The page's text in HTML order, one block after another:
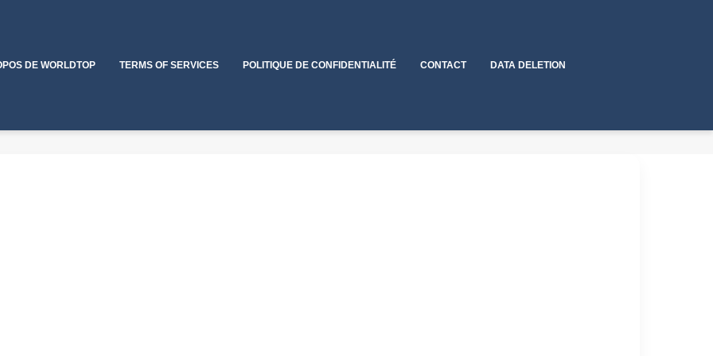
DE WORLDTOP TERMS OF SERVICES POLITIQUE DE CONFIDENTIALITÉ CONTACT DATA DELETION